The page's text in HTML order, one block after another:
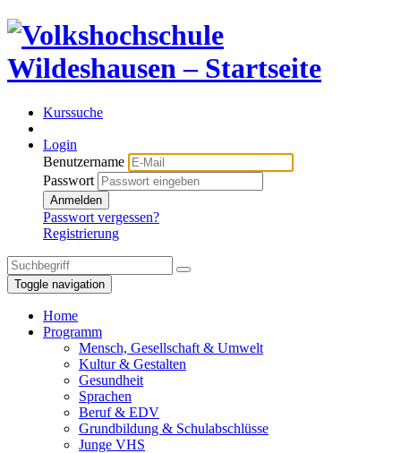
Kurssuche
Login
Benutzername
Passwort
Anmelden
Passwort vergessen?
Registrierung
Toggle navigation
Home
Programm
Mensch, Gesellschaft & Umwelt
Kultur & Gestalten
Gesundheit
Sprachen
Beruf & EDV
Grundbildung & Schulabschlüsse
Junge VHS